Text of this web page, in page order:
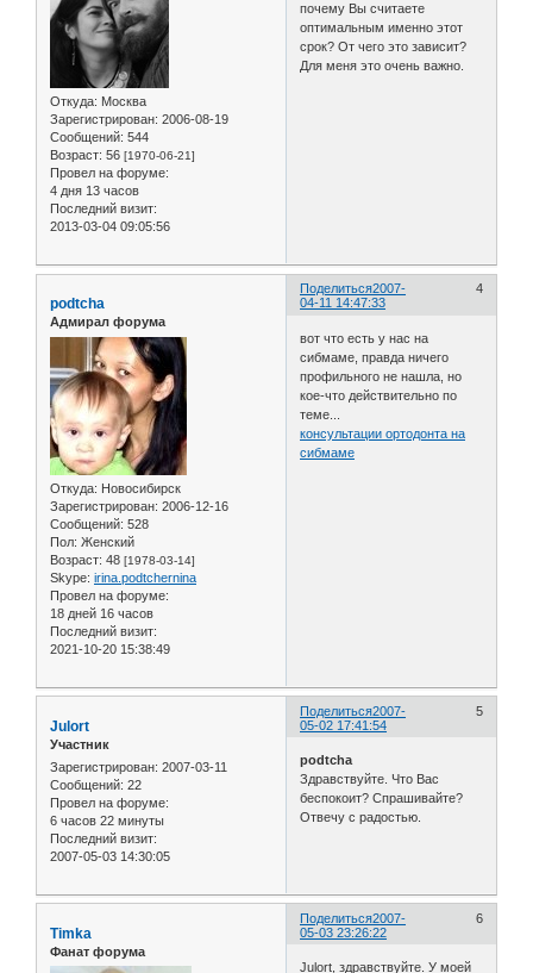
Откуда: Москва
Зарегистрирован: 2006-08-19
Сообщений: 544
Возраст: 56 [1970-06-21]
Провел на форуме:
4 дня 13 часов
Последний визит:
2013-03-04 09:05:56
почему Вы считаете
оптимальным именно этот
срок? От чего это зависит?
Для меня это очень важно.
Поделиться 4
2007-
04-11 14:47:33
podtcha
Адмирал форума
Откуда: Новосибирск
Зарегистрирован: 2006-12-16
Сообщений: 528
Пол: Женский
Возраст: 48 [1978-03-14]
Skype: irina.podtchernina
Провел на форуме:
18 дней 16 часов
Последний визит:
2021-10-20 15:38:49
вот что есть у нас на
сибмаме, правда ничего
профильного не нашла, но
кое-что действительно по
теме...
консультации ортодонта на
сибмаме
Поделиться 5
2007-
05-02 17:41:54
Julort
Участник
Зарегистрирован: 2007-03-11
Сообщений: 22
Провел на форуме:
6 часов 22 минуты
Последний визит:
2007-05-03 14:30:05
podtcha
Здравствуйте. Что Вас
беспокоит? Спрашивайте?
Отвечу с радостью.
Поделиться 6
2007-
05-03 23:26:22
Timka
Фанат форума
Julort, здравствуйте. У моей